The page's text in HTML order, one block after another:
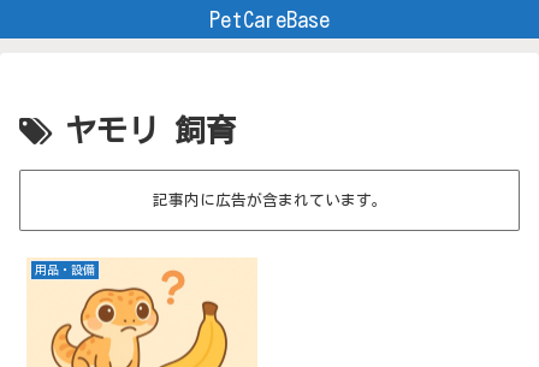
PetCareBase
ヤモリ 飼育
記事内に広告が含まれています。
用品・設備